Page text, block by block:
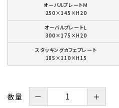
オーバルプレートＭ
250×145×H20
オーバルプレートＬ
300×175×H20
スタッキングカフェプレート
185×110×H15
数量 － ＋